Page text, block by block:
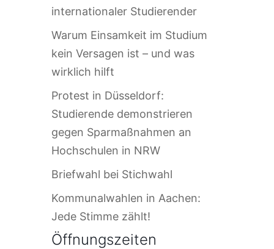
internationaler Studierender
Warum Einsamkeit im Studium
kein Versagen ist – und was
wirklich hilft
Protest in Düsseldorf:
Studierende demonstrieren
gegen Sparmaßnahmen an
Hochschulen in NRW
Briefwahl bei Stichwahl
Kommunalwahlen in Aachen:
Jede Stimme zählt!
Öffnungszeiten